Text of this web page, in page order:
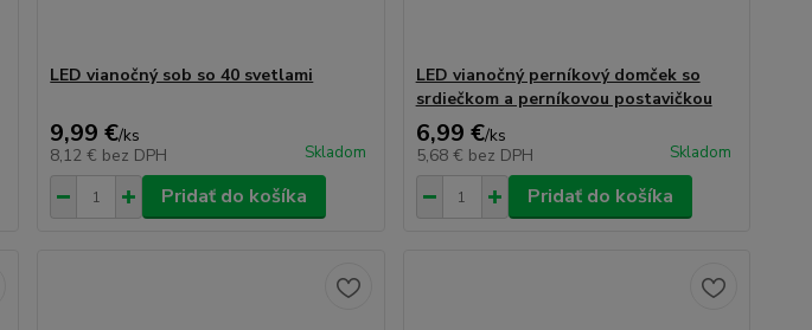
LED vianočný sob so 40 svetlami
9,99 €/ks
8,12 € bez DPH Skladom
Pridať do košíka
LED vianočný perníkový domček so
srdiečkom a perníkovou postavičkou
6,99 €/ks
5,68 € bez DPH Skladom
Pridať do košíka